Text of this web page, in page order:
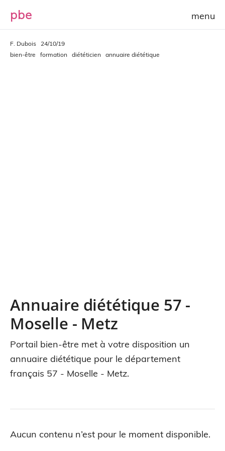
pbe
F. Dubois
24/10/19
bien-être
formation diététicien annuaire diététique
Annuaire diététique 57 -
Moselle - Metz
Portail bien-être met à votre disposition un
annuaire diététique pour le département
français 57 - Moselle - Metz.
Aucun contenu n’est pour le moment disponible.